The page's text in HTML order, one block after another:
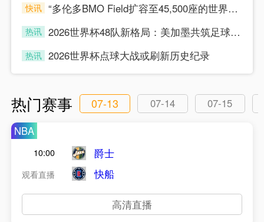
快讯
“多伦多BMO Field扩容至45,500座的世界杯声场适配性仿真分析（2026）”
热讯
2026世界杯48队新格局：美加墨共筑足球盛宴，北美势力版图全面重构
热讯 2026世界杯点球大战或刷新历史纪录
热门赛事 07-13 07-14
07-15
NBA
10:00
观看直播
爵士
快船
高清直播